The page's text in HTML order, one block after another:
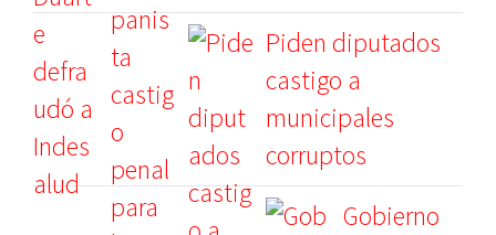
Piden diputados
castigo a
municipales
corruptos
Gobierno